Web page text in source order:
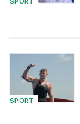
SPORT